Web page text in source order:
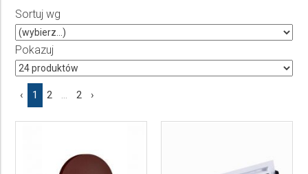
Producent
Wybierz producenta
Cena
Sortuj wg
Pokazuj
‹ 1 2 ... 2 ›